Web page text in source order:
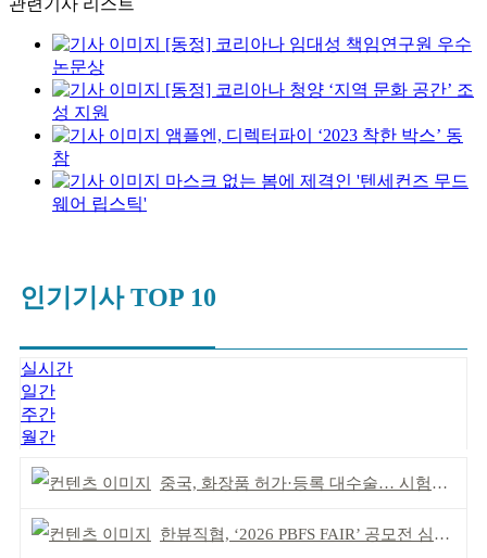
관련기사 리스트
[동정] 코리아나 임대성 책임연구원 우수
논문상
[동정] 코리아나 청양 ‘지역 문화 공간’ 조
성 지원
앰플엔, 디렉터파이 ‘2023 착한 박스’ 동
참
마스크 없는 봄에 제격인 '텐세컨즈 무드
웨어 립스틱'
인기기사 TOP 10
실시간
일간
주간
월간
중국, 화장품 허가·등록 대수술… 시험자료 공용 허용
한뷰직협, ‘2026 PBFS FAIR’ 공모전 심사 성료